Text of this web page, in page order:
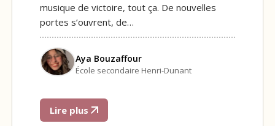
musique de victoire, tout ça. De nouvelles
portes s’ouvrent, de…
Aya Bouzaffour
École secondaire Henri-Dunant
Lire plus